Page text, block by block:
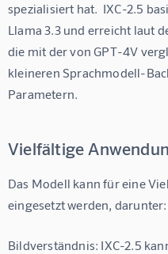
spezialisiert hat.  IXC-2.5
Llama 3.3 und erreicht laut
die mit der von GPT-4V
kleineren Sprachmodell-
Parametern.
Vielfältige
Das Modell kann für eine
eingesetzt werden, darunter:
Bildverständnis: IXC-2.5